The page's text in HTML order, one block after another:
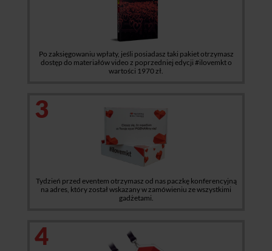
Po zaksięgowaniu wpłaty, jeśli posiadasz taki pakiet otrzymasz
dostęp do materiałów video z poprzedniej edycji #ilovemkt o
wartości 1970 zł.
3
Tydzień przed eventem otrzymasz od nas paczkę konferencyjną
na adres, który został wskazany w zamówieniu ze wszystkimi
gadżetami.
4